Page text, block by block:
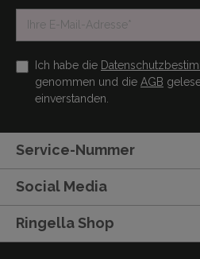
Ich habe die
genommen und die AGB
einverstanden.
Service-Nummer
Social Media
Ringella Shop